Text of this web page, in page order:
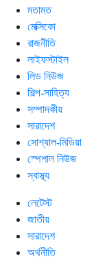
মতামত
মেক্সিকো
রাজনীতি
লাইফস্টাইল
লিড নিউজ
শিল্প-সাহিত্য
সম্পাদকীয়
সারাদেশ
সোশ্যাল-মিডিয়া
স্পেশাল নিউজ
স্বাস্থ্য
লেটেস্ট
জাতীয়
সারাদেশ
অর্থনীতি